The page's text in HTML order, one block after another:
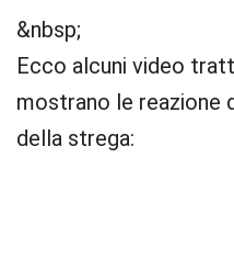
&nbsp;
Ecco alcuni video
mostrano le reazione
della strega: